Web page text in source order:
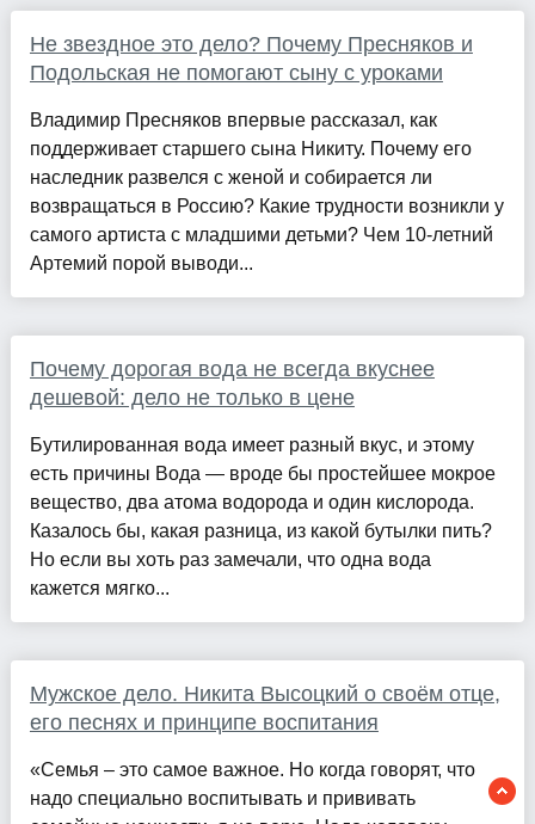
Не звездное это дело? Почему Пресняков и
Подольская не помогают сыну с уроками
Владимир Пресняков впервые рассказал, как
поддерживает старшего сына Никиту. Почему его
наследник развелся с женой и собирается ли
возвращаться в Россию? Какие трудности возникли у
самого артиста с младшими детьми? Чем 10-летний
Артемий порой выводи...
Почему дорогая вода не всегда вкуснее
дешевой: дело не только в цене
Бутилированная вода имеет разный вкус, и этому
есть причины Вода — вроде бы простейшее мокрое
вещество, два атома водорода и один кислорода.
Казалось бы, какая разница, из какой бутылки пить?
Но если вы хоть раз замечали, что одна вода
кажется мягко...
Мужское дело. Никита Высоцкий о своём отце,
его песнях и принципе воспитания
«Семья – это самое важное. Но когда говорят, что
надо специально воспитывать и прививать